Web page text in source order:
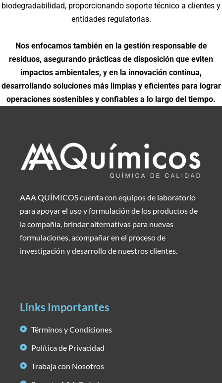
biodegradabilidad, proporcionando soporte técnico a clientes y
entidades regulatorias.
Nos enfocamos también en la gestión responsable de
residuos, asegurando prácticas de disposición que eviten
impactos ambientales, y en la innovación continua,
desarrollando soluciones más limpias y eficientes para lograr
operaciones sostenibles y confiables a lo largo del tiempo.
AAA QUÍMICOS cuenta con equipos de laboratorio
para apoyar el uso y formulación de los productos de
la compañía, brindar alternativas para nuevas
formulaciones, acompañar en el proceso de
investigación y desarrollo de nuestros clientes.
Links Importantes
Términos y Condiciones
Política de Privacidad
Trabaja con Nosotros